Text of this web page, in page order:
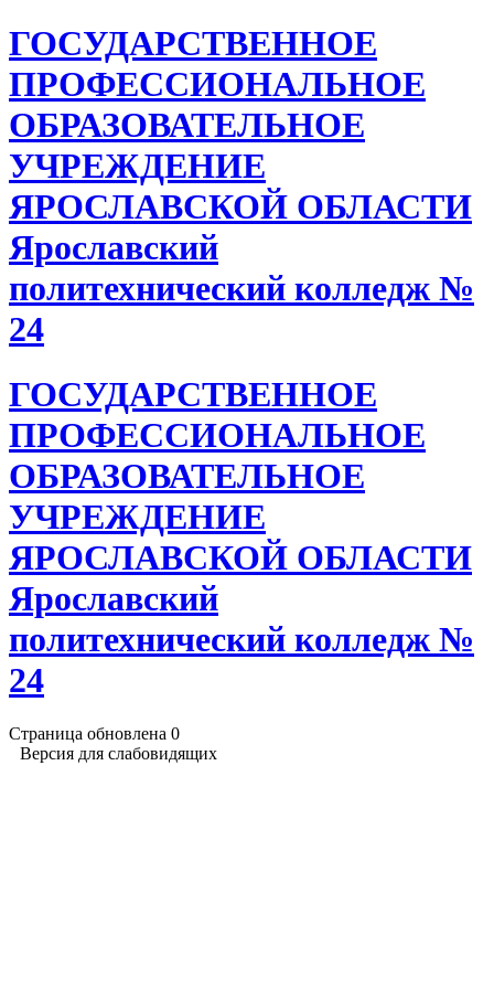
ГОСУДАРСТВЕННОЕ
ПРОФЕССИОНАЛЬНОЕ
ОБРАЗОВАТЕЛЬНОЕ
УЧРЕЖДЕНИЕ
ЯРОСЛАВСКОЙ ОБЛАСТИ
Ярославский
политехнический колледж №
24
ГОСУДАРСТВЕННОЕ
ПРОФЕССИОНАЛЬНОЕ
ОБРАЗОВАТЕЛЬНОЕ
УЧРЕЖДЕНИЕ
ЯРОСЛАВСКОЙ ОБЛАСТИ
Ярославский
политехнический колледж №
24
Страница обновлена 0
Версия для слабовидящих